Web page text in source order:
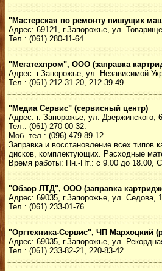
"Мастерская по ремонту пишущих
Адрес: 69121, г.Запорожье, ул.
Тел.: (061) 280-11-64
"Мегатехпром", ООО (заправка
Адрес: г.Запорожье, ул. Независимой
Тел.: (061) 212-31-20, 212-39-49
"Медиа Сервис" (сервисный центр)
Адрес: г. Запорожье, ул.
Тел.: (061) 270-00-32.
Моб. тел.: (096) 479-89-12
Заправка и восстановление всех
дисков, комплектующих. Расходные
Время работы: Пн.-Пт.: с 9.00 до 18.00,
"Обзор ЛТД", ООО (заправка
Адрес: 69035, г.Запорожье, ул. Седова,
Тел.: (061) 233-01-76
"Оргтехника-Сервис", ЧП Мархоцкий
Адрес: 69035, г.Запорожье, ул.
Тел.: (061) 233-82-21, 220-83-42